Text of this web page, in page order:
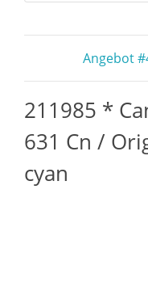
Angebot
211985 *
631 Cn /
cyan